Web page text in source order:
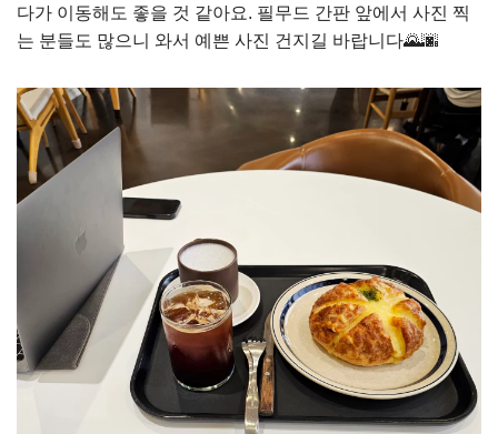
다가 이동해도 좋을 것 같아요. 필무드 간판 앞에서 사진 찍
는 분들도 많으니 와서 예쁜 사진 건지길 바랍니다🌄🌆